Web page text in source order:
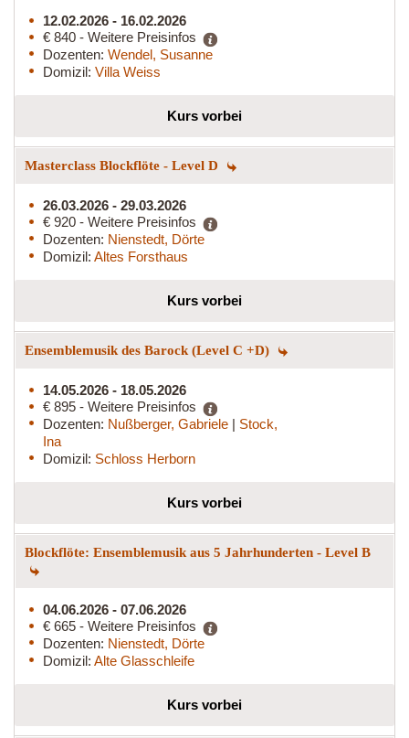
12.02.2026 - 16.02.2026
€ 840 - Weitere Preisinfos
Dozenten: Wendel, Susanne
Domizil: Villa Weiss
Kurs vorbei
Masterclass Blockflöte - Level D
26.03.2026 - 29.03.2026
€ 920 - Weitere Preisinfos
Dozenten: Nienstedt, Dörte
Domizil: Altes Forsthaus
Kurs vorbei
Ensemblemusik des Barock (Level C +D)
14.05.2026 - 18.05.2026
€ 895 - Weitere Preisinfos
Dozenten: Nußberger, Gabriele | Stock,
Ina
Domizil: Schloss Herborn
Kurs vorbei
Blockflöte: Ensemblemusik aus 5 Jahrhunderten - Level B
04.06.2026 - 07.06.2026
€ 665 - Weitere Preisinfos
Dozenten: Nienstedt, Dörte
Domizil: Alte Glasschleife
Kurs vorbei